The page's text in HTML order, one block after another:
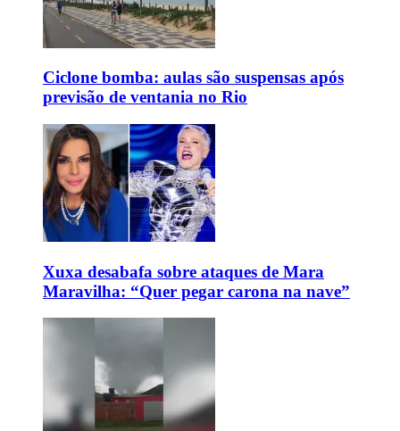
Ciclone bomba: aulas são suspensas após
previsão de ventania no Rio
Xuxa desabafa sobre ataques de Mara
Maravilha: “Quer pegar carona na nave”